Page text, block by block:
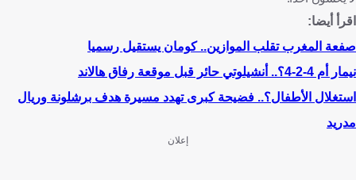
اقرأ أيضا:
صفعة المغرب تقلب الموازين.. كومان يستقيل رسميا
نيمار أم 4-2-4؟.. أنشيلوتي حائر قبل موقعة رفاق هالاند
استغلال الأطفال؟.. فضيحة كبرى تهدد مسيرة هدف برشلونة وريال
مدريد
إعلان